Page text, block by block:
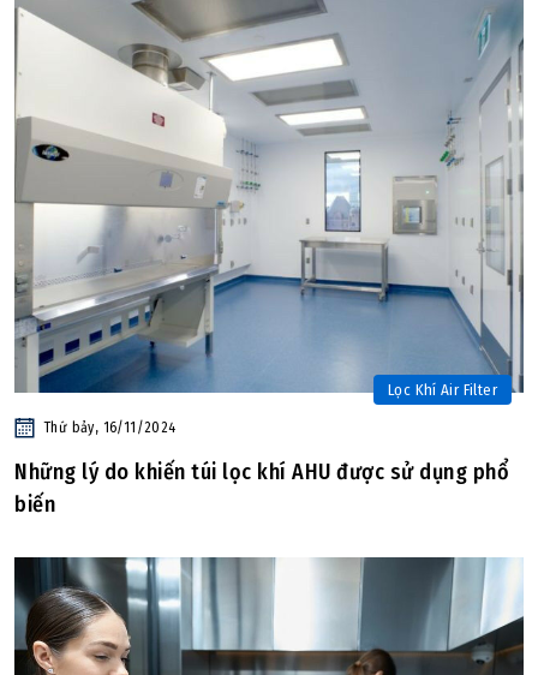
Lọc Khí Air Filter
Thứ bảy, 16/11/2024
Những lý do khiến túi lọc khí AHU được sử dụng phổ
biến